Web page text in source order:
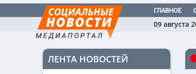
ГЛАВНОЕ
09 августа
ЛЕНТА НОВОСТЕЙ